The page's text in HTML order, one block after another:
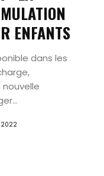
ENFANTS
dans les
nouvelle
2022